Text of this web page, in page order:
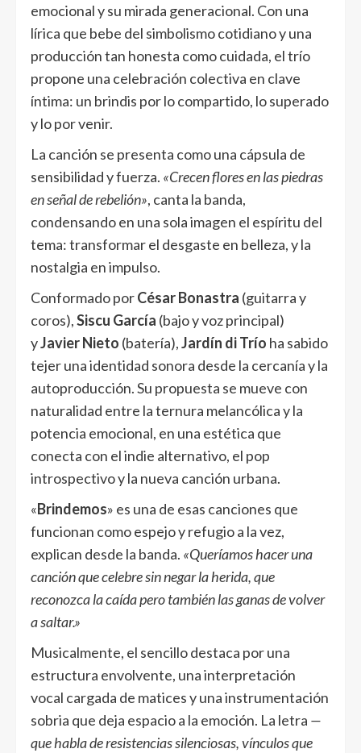
emocional y su mirada generacional. Con una
lírica que bebe del simbolismo cotidiano y una
producción tan honesta como cuidada, el trío
propone una celebración colectiva en clave
íntima: un brindis por lo compartido, lo superado
y lo por venir.
La canción se presenta como una cápsula de
sensibilidad y fuerza. «Crecen flores en las piedras
en señal de rebelión», canta la banda,
condensando en una sola imagen el espíritu del
tema: transformar el desgaste en belleza, y la
nostalgia en impulso.
Conformado porCésar Bonastra (guitarra y
coros),Siscu García (bajo y voz principal)
yJavier Nieto (batería),Jardín di Trío ha sabido
tejer una identidad sonora desde la cercanía y la
autoproducción. Su propuesta se mueve con
naturalidad entre la ternura melancólica y la
potencia emocional, en una estética que
conecta con el indie alternativo, el pop
introspectivo y la nueva canción urbana.
«Brindemos» es una de esas canciones que
funcionan como espejo y refugio a la vez,
explican desde la banda. «Queríamos hacer una
canción que celebre sin negar la herida, que
reconozca la caída pero también las ganas de volver
a saltar.»
Musicalmente, el sencillo destaca por una
estructura envolvente, una interpretación
vocal cargada de matices y una instrumentación
sobria que deja espacio a la emoción. La letra —
que habla de resistencias silenciosas, vínculos que